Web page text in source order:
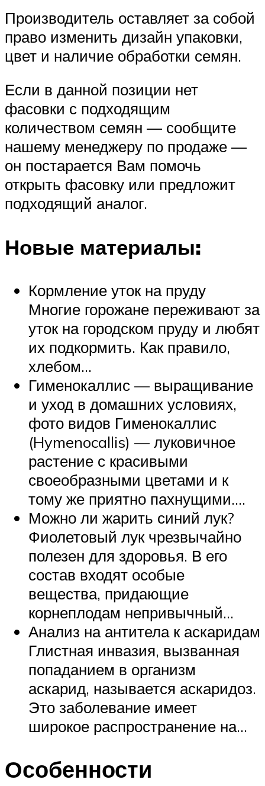
Производитель оставляет за собой
право изменить дизайн упаковки,
цвет и наличие обработки семян.
Если в данной позиции нет
фасовки с подходящим
количеством семян — сообщите
нашему менеджеру по продаже —
он постарается Вам помочь
открыть фасовку или предложит
подходящий аналог.
Новые материалы:
Кормление уток на пруду
Многие горожане переживают за
уток на городском пруду и любят
их подкормить. Как правило,
хлебом…
Гименокаллис — выращивание
и уход в домашних условиях,
фото видов Гименокаллис
(Hymenocallis) — луковичное
растение с красивыми
своеобразными цветами и к
тому же приятно пахнущими.…
Можно ли жарить синий лук?
Фиолетовый лук чрезвычайно
полезен для здоровья. В его
состав входят особые
вещества, придающие
корнеплодам непривычный…
Анализ на антитела к аскаридам
Глистная инвазия, вызванная
попаданием в организм
аскарид, называется аскаридоз.
Это заболевание имеет
широкое распространение на…
Особенности